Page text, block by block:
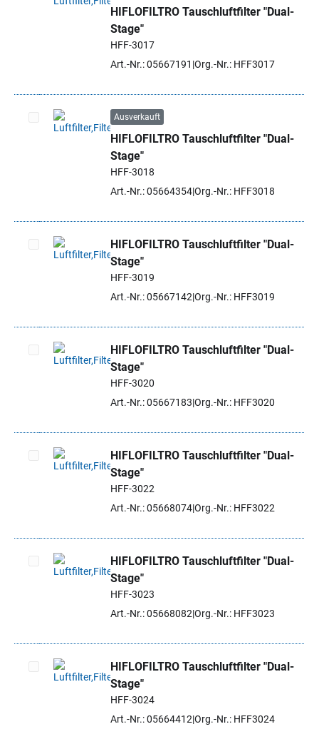
Artikel auswählen
HIFLOFILTRO Tauschluftfilter "Dual-
Stage"
HFF-3017
Art.-Nr.: 05667191 Org.-Nr.: HFF3017
Artikel auswählen
Ausverkauft
HIFLOFILTRO Tauschluftfilter "Dual-
Stage"
HFF-3018
Art.-Nr.: 05664354Org.-Nr.: HFF3018
Artikel auswählen
HIFLOFILTRO Tauschluftfilter "Dual-
Stage"
HFF-3019
Art.-Nr.: 05667142 Org.-Nr.: HFF3019
Artikel auswählen
HIFLOFILTRO Tauschluftfilter "Dual-
Stage"
HFF-3020
Art.-Nr.: 05667183 Org.-Nr.: HFF3020
Artikel auswählen
HIFLOFILTRO Tauschluftfilter "Dual-
Stage"
HFF-3022
Art.-Nr.: 05668074Org.-Nr.: HFF3022
Artikel auswählen
HIFLOFILTRO Tauschluftfilter "Dual-
Stage"
HFF-3023
Art.-Nr.: 05668082 Org.-Nr.: HFF3023
Artikel auswählen
HIFLOFILTRO Tauschluftfilter "Dual-
Stage"
HFF-3024
Art.-Nr.: 05664412 Org.-Nr.: HFF3024